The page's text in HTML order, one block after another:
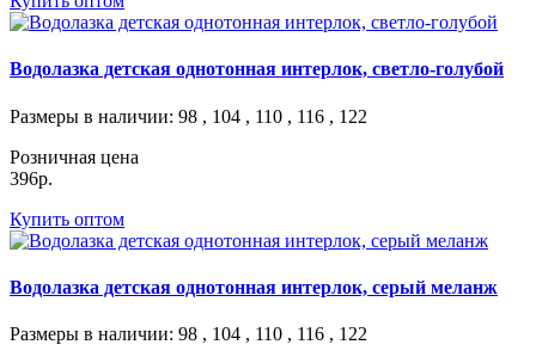
Водолазка детская однотонная интерлок, светло-голубой
Размеры в наличии: 98 , 104 , 110 , 116 , 122
Розничная цена
396р.
Купить оптом
Водолазка детская однотонная интерлок, серый меланж
Размеры в наличии: 98 , 104 , 110 , 116 , 122